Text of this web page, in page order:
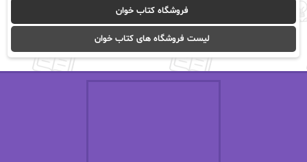
ا_اصغر زاده ا_اصغرزاده
اریک مورگنشترن از نیلوفر لاری
فروشگاه کتاب خوان
لیست فروشگاه های کتاب خوان